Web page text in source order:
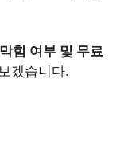
힘 여부 및 무료
겠습니다.